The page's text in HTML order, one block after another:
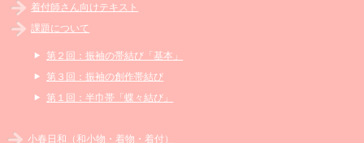
着付師さん向けテキスト
課題について
第２回：振袖の帯結び「基本」
第３回：振袖の創作帯結び
第１回：半巾帯「蝶々結び」
小春日和（和小物・着物・着付）